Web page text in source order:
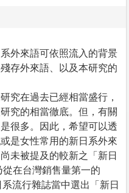
外來語可依照流入的背景
存外來語、以及本研究的
究在過去已經相當盛行，
究的相當徹底。但，有關
很多。因此，希望可以透
是女性常用的新日系外來
未被提及的較新之「新日
在台灣銷售量第一的
流行雜誌當中選出「新日